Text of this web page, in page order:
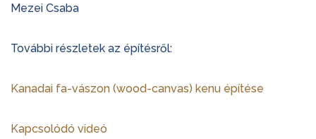
Mezei Csaba
További részletek az építésről:
Kanadai fa-vászon (wood-canvas) kenu építése
Kapcsolódó videó